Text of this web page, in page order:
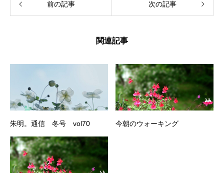
前の記事 次の記事
関連記事
朱明。通信 冬号 vol70 今朝のウォーキング